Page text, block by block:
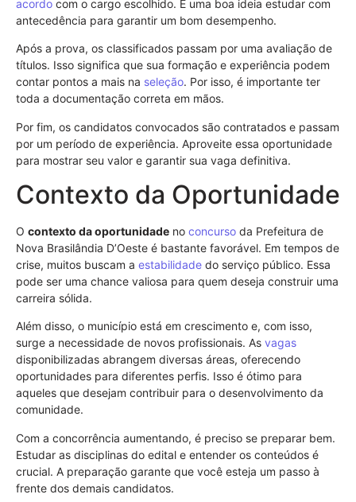
acordo com o cargo escolhido. É uma boa ideia estudar com
antecedência para garantir um bom desempenho.
Após a prova, os classificados passam por uma avaliação de
títulos. Isso significa que sua formação e experiência podem
contar pontos a mais na seleção. Por isso, é importante ter
toda a documentação correta em mãos.
Por fim, os candidatos convocados são contratados e passam
por um período de experiência. Aproveite essa oportunidade
para mostrar seu valor e garantir sua vaga definitiva.
Contexto da Oportunidade
O contexto da oportunidade no concurso da Prefeitura de
Nova Brasilândia D’Oeste é bastante favorável. Em tempos de
crise, muitos buscam a estabilidade do serviço público. Essa
pode ser uma chance valiosa para quem deseja construir uma
carreira sólida.
Além disso, o município está em crescimento e, com isso,
surge a necessidade de novos profissionais. As vagas
disponibilizadas abrangem diversas áreas, oferecendo
oportunidades para diferentes perfis. Isso é ótimo para
aqueles que desejam contribuir para o desenvolvimento da
comunidade.
Com a concorrência aumentando, é preciso se preparar bem.
Estudar as disciplinas do edital e entender os conteúdos é
crucial. A preparação garante que você esteja um passo à
frente dos demais candidatos.